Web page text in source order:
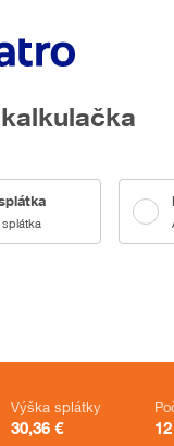
splátka
Výška splátky
30,36 € 12